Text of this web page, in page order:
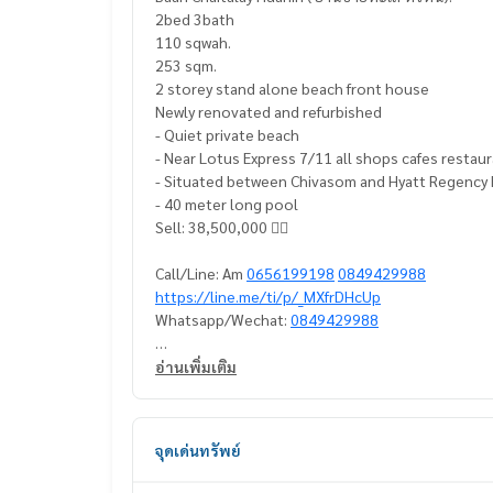
2bed 3bath
110 sqwah.
253 sqm.
2 storey stand alone beach front house
Newly renovated and refurbished
- Quiet private beach
- Near Lotus Express 7/11 all shops cafes
- Situated between Chivasom and Hyatt
- 40 meter long pool
Sell: 38,500,000 👍🏻
Call/Line: Am 0656199198 0849429988
https://line.me/ti/p/_MXfrDHcUp
Whatsapp/Wechat: 0849429988
#baanchaitaley #baanchaitaleyforsell
#ขายบ้านหัวหิน #ขายบ้านชายทะเลหัวหิน #ขายบ้าน
อ่านเพิ่มเติม
จุดเด่นทรัพย์